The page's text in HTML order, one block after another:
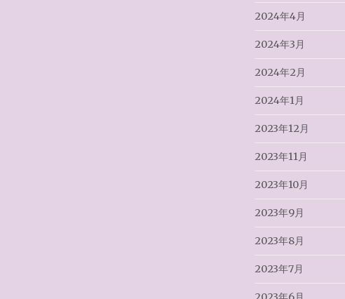
2024年4月
2024年3月
2024年2月
2024年1月
2023年12月
2023年11月
2023年10月
2023年9月
2023年8月
2023年7月